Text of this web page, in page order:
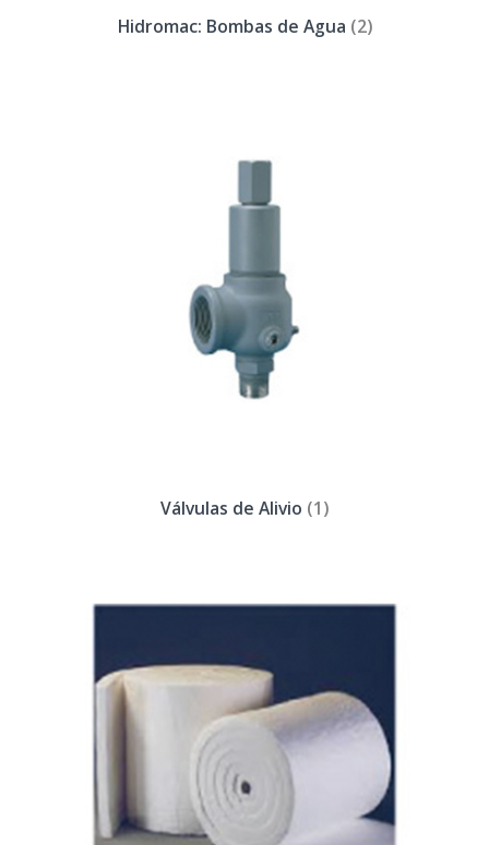
Hidromac: Bombas de Agua (2)
Válvulas de Alivio (1)